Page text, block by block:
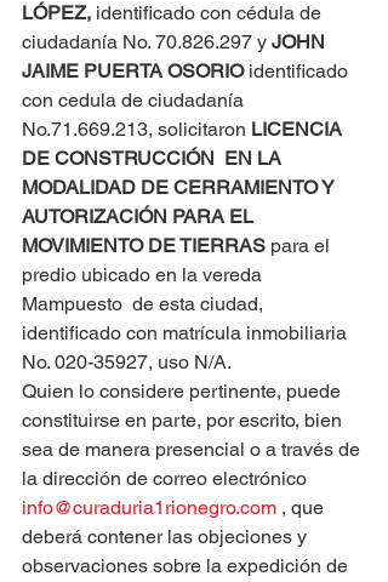
LÓPEZ, identificado con cédula de
ciudadanía No. 70.826.297 y JOHN
JAIME PUERTA OSORIO identificado
con cedula de ciudadanía
No.71.669.213, solicitaron LICENCIA
DE CONSTRUCCIÓN  EN LA
MODALIDAD DE CERRAMIENTO Y
AUTORIZACIÓN PARA EL
MOVIMIENTO DE TIERRAS para el
predio ubicado en la vereda
Mampuesto  de esta ciudad,
identificado con matrícula inmobiliaria
No. 020-35927, uso N/A.
Quien lo considere pertinente, puede
constituirse en parte, por escrito, bien
sea de manera presencial o a través de
la dirección de correo electrónico
info@curaduria1rionegro.com , que
deberá contener las objeciones y
observaciones sobre la expedición de